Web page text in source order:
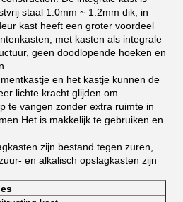
staal 1.0mm ~ 1.2mm dik, in
kast heeft een groter voordeel
met kasten als integrale
geen doodlopende hoeken en
en het kastje kunnen de
lichte kracht glijden om
te vangen zonder extra ruimte in
is makkelijk te gebruiken en
zijn bestand tegen zuren,
en alkalisch opslagkasten zijn